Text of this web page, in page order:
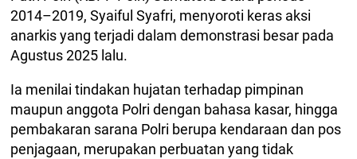
2014–2019, Syaiful Syafri, menyoroti keras aksi
anarkis yang terjadi dalam demonstrasi besar pada
Agustus 2025 lalu.
Ia menilai tindakan hujatan terhadap pimpinan
maupun anggota Polri dengan bahasa kasar, hingga
pembakaran sarana Polri berupa kendaraan dan pos
penjagaan, merupakan perbuatan yang tidak